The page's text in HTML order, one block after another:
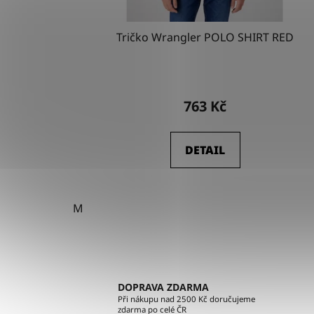
Tričko Wrangler POLO SHIRT RED
763 Kč
DETAIL
M
DOPRAVA ZDARMA
Při nákupu nad 2500 Kč doručujeme
zdarma po celé ČR